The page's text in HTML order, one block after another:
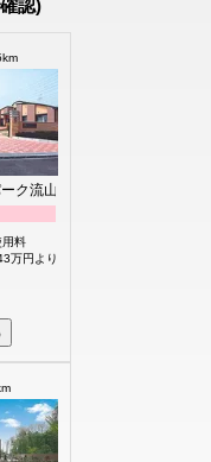
認)
ク流山聖地
用料
万円より